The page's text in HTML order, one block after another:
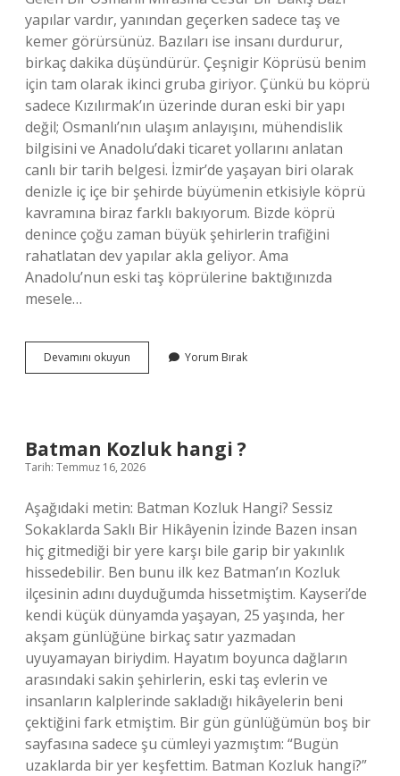
yapılar vardır, yanından geçerken sadece taş ve
kemer görürsünüz. Bazıları ise insanı durdurur,
birkaç dakika düşündürür. Çeşnigir Köprüsü benim
için tam olarak ikinci gruba giriyor. Çünkü bu köprü
sadece Kızılırmak’ın üzerinde duran eski bir yapı
değil; Osmanlı’nın ulaşım anlayışını, mühendislik
bilgisini ve Anadolu’daki ticaret yollarını anlatan
canlı bir tarih belgesi. İzmir’de yaşayan biri olarak
denizle iç içe bir şehirde büyümenin etkisiyle köprü
kavramına biraz farklı bakıyorum. Bizde köprü
denince çoğu zaman büyük şehirlerin trafiğini
rahatlatan dev yapılar akla geliyor. Ama
Anadolu’nun eski taş köprülerine baktığınızda
mesele…
Devamını okuyun
Köprüsünü
Yorum Bırak
Batman Kozluk hangi ?
Tarih: Temmuz 16, 2026
Aşağıdaki metin: Batman Kozluk Hangi? Sessiz
Sokaklarda Saklı Bir Hikâyenin İzinde Bazen insan
hiç gitmediği bir yere karşı bile garip bir yakınlık
hissedebilir. Ben bunu ilk kez Batman’ın Kozluk
ilçesinin adını duyduğumda hissetmiştim. Kayseri’de
kendi küçük dünyamda yaşayan, 25 yaşında, her
akşam günlüğüne birkaç satır yazmadan
uyuyamayan biriydim. Hayatım boyunca dağların
arasındaki sakin şehirlerin, eski taş evlerin ve
insanların kalplerinde sakladığı hikâyelerin beni
çektiğini fark etmiştim. Bir gün günlüğümün boş bir
sayfasına sadece şu cümleyi yazmıştım: “Bugün
uzaklarda bir yer keşfettim. Batman Kozluk hangi?”